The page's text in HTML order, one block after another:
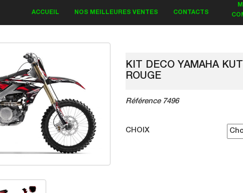
ACCUEIL NOS MEILLEURES VENTES CONTACTS
KIT DECO YAMAHA
ROUGE
Référence 7496
CHOIX